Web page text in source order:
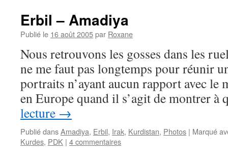
!
Erbil – Amadiya
Publié le 16 août 2005par Roxane
Nous retrouvons les gosses dans les
ne me faut pas longtemps pour réunir
portraits n’ayant aucun rapport avec le
en Europe quand il s’agit de montrer
lecture →
Publié dansAmadiya, Erbil, Irak, Kurdistan, Photos | Marqué
Kurdes, PDK | 4 commentaires